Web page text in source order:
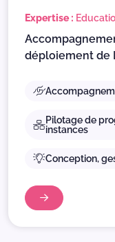
Expertise :
déploiement de
Pilotage de
instances
Conception,